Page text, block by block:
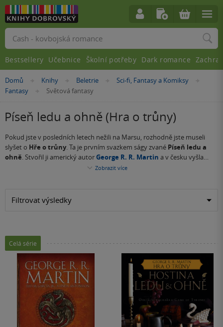
Nacházíte
se
Domů »
Knihy »Beletrie »
Sci-fi, Fantasy a Komiksy
Fantasy »
Světová fantasy
Píseň ledu a ohně (Hra o trůny)
Pokud jste v posledních letech nežili na Marsu, rozhodně jste museli
slyšet o Hře o trůny. Ta je prvním svazkem ságy zvané Píseň ledu a
ohně. Stvořil ji americký autorGeorge R. R. Martin a v česku vyšla
roku 2000. Ten největší boom ale nastal v roce 2011, kdy se Hra o trůny
, velkolepé fantasy dílo, se zaslouženě těší
můžete krásnýmihrnečky
Zobrazit více
Filtrovat výsledky
Celá série
Vyhledávání
Bestsellery Učebnice Školní potřeby Dark romance